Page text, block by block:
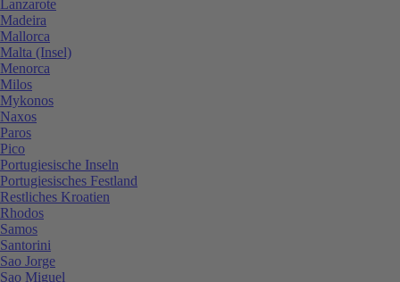
Lanzarote
Madeira
Mallorca
Malta (Insel)
Menorca
Milos
Mykonos
Naxos
Paros
Pico
Portugiesische Inseln
Portugiesisches Festland
Restliches Kroatien
Rhodos
Samos
Santorini
Sao Jorge
Sao Miguel